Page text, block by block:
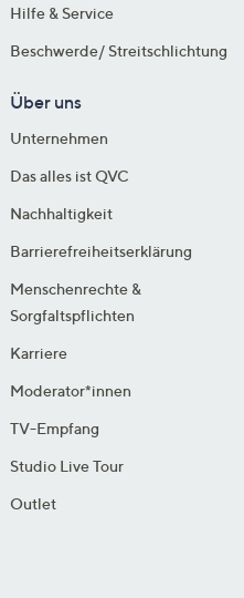
Hilfe & Service
Beschwerde/ Streitschlichtung
Über uns
Unternehmen
Das alles ist QVC
Nachhaltigkeit
Barrierefreiheitserklärung
Menschenrechte &
Sorgfaltspflichten
Karriere
Moderator*innen
TV-Empfang
Studio Live Tour
Outlet